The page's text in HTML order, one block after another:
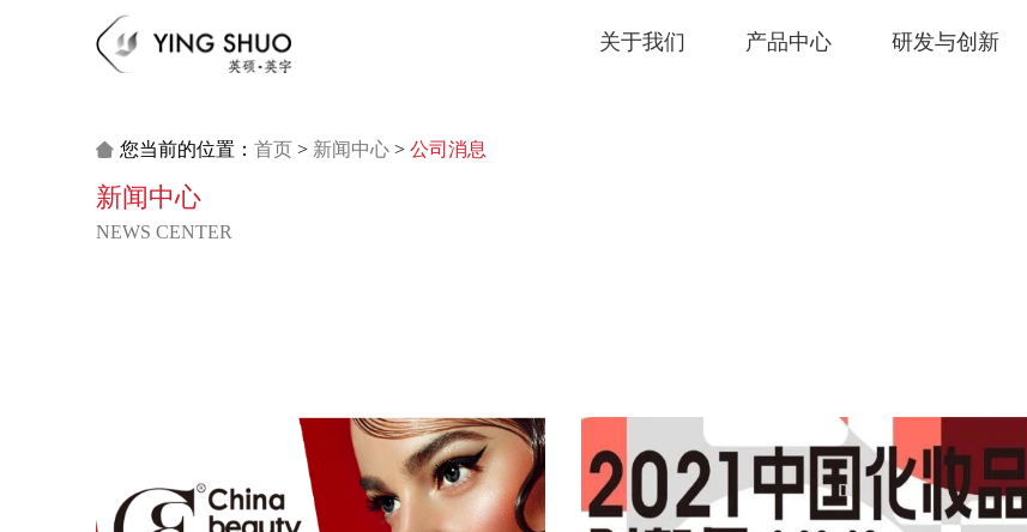
关于我们 产品中心 研发与创新
 您当前的位置： 首页 > 新闻中心 > 公司消息
新闻中心
NEWS CENTER